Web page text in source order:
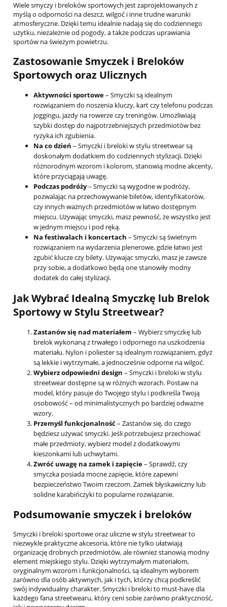
Wiele smyczy i breloków sportowych jest zaprojektowanych z
myślą o odporności na deszcz, wilgoć i inne trudne warunki
atmosferyczne. Dzięki temu idealnie nadają się do codziennego
użytku, niezależnie od pogody, a także podczas uprawiania
sportów na świeżym powietrzu.
Zastosowanie Smyczek i Breloków
Sportowych oraz Ulicznych
Aktywności sportowe– Smyczki są idealnym
rozwiązaniem do noszenia kluczy, kart czy telefonu podczas
joggingu, jazdy na rowerze czy treningów. Umożliwiają
szybki dostęp do najpotrzebniejszych przedmiotów bez
ryzyka ich zgubienia.
Na co dzień – Smyczki i breloki w stylu streetwear są
doskonałym dodatkiem do codziennych stylizacji. Dzięki
różnorodnym wzorom i kolorom, stanowią modne akcenty,
które przyciągają uwagę.
Podczas podróży– Smyczki są wygodne w podróży,
pozwalając na przechowywanie biletów, identyfikatorów,
czy innych ważnych przedmiotów w łatwo dostępnym
miejscu. Używając smyczki, masz pewność, że wszystko jest
w jednym miejscu i pod ręką.
Na festiwalach i koncertach – Smyczki są świetnym
rozwiązaniem na wydarzenia plenerowe, gdzie łatwo jest
zgubić klucze czy bilety. Używając smyczki, masz je zawsze
przy sobie, a dodatkowo będą one stanowiły modny
dodatek do całej stylizacji.
Jak Wybrać Idealną Smyczkę lub Brelok
Sportowy w Stylu Streetwear?
Zastanów się nad materiałem – Wybierz smyczkę lub
brelok wykonaną z trwałego i odpornego na uszkodzenia
materiału. Nylon i poliester są idealnym rozwiązaniem, gdyż
są lekkie i wytrzymałe, a jednocześnie odporne na wilgoć.
Wybierz odpowiedni design – Smyczki i breloki w stylu
streetwear dostępne są w różnych wzorach. Postaw na
model, który pasuje do Twojego stylu i podkreśla Twoją
osobowość – od minimalistycznych po bardziej odważne
wzory.
Przemyśl funkcjonalność– Zastanów się, do czego
będziesz używać smyczki. Jeśli potrzebujesz przechować
małe przedmioty, wybierz model z dodatkowymi
kieszonkami lub uchwytami.
Zwróć uwagę na zamek i zapięcie– Sprawdź, czy
smyczka posiada mocne zapięcie, które zapewni
bezpieczeństwo Twoim rzeczom. Zamek błyskawiczny lub
solidne karabińczyki to popularne rozwiązanie.
Podsumowanie smyczek i breloków
Smyczki i breloki sportowe oraz uliczne w stylu streetwear to
niezwykle praktyczne akcesoria, które nie tylko ułatwiają
organizację drobnych przedmiotów, ale również stanowią modny
element miejskiego stylu. Dzięki wytrzymałym materiałom,
oryginalnym wzorom i funkcjonalności, są idealnym wyborem
zarówno dla osób aktywnych, jak i tych, którzy chcą podkreślić
swój indywidualny charakter. Smyczki i breloki to must-have dla
każdego fana streetwearu, który ceni sobie zarówno praktyczność,